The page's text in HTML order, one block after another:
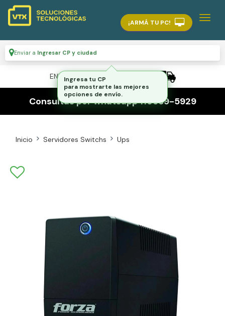
¡ARMÁ TU PC!
Enviar a Ingresar CP y ciudad
ENVÍO GRATIS A TODO EL PAÍS
Consultas por whatsapp 116559-5929
Inicio Servidores Switchs Ups
Ingresa tu CP
para mostrarte las mejores
opciones de envío.